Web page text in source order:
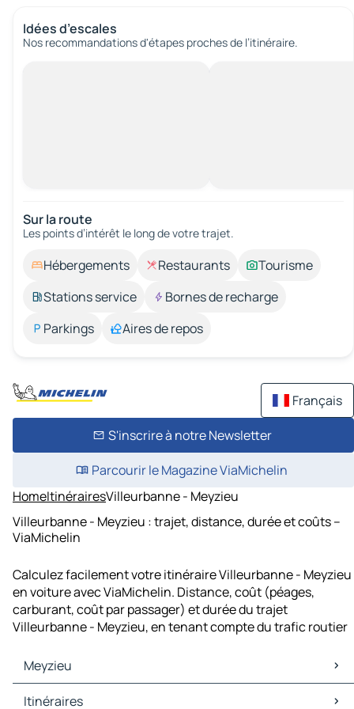
Idées d’escales
Nos recommandations d'étapes proches de l’itinéraire.
Sur la route
Les points d’intérêt le long de votre trajet.
Hébergements Restaurants
Tourisme
Stations service
Bornes de recharge
Parkings
Aires de repos
Français
S'inscrire à notre Newsletter
Parcourir le Magazine ViaMichelin
HomeItinérairesVilleurbanne - Meyzieu
Villeurbanne - Meyzieu : trajet, distance, durée et coûts –
ViaMichelin
Calculez facilement votre itinéraire Villeurbanne - Meyzieu
en voiture avec ViaMichelin. Distance, coût (péages,
carburant, coût par passager) et durée du trajet
Villeurbanne - Meyzieu, en tenant compte du trafic routier
Meyzieu
Meyzieu Cartes et plans
Itinéraires